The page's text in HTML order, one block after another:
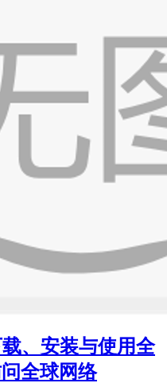
、安装与使用全
全球网络